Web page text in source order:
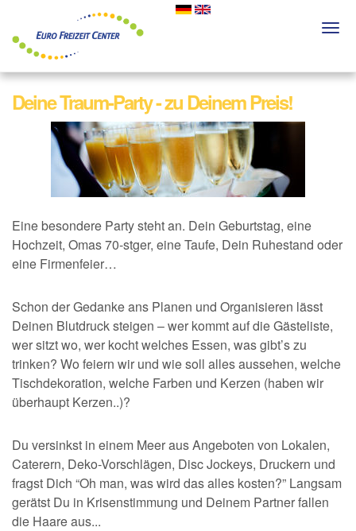
main
Deine Traum-Party - zu Deinem Preis!
Eine besondere Party steht an. Dein Geburtstag, eine
Hochzeit, Omas 70-stger, eine Taufe, Dein Ruhestand oder
eine Firmenfeier…
Schon der Gedanke ans Planen und Organisieren lässt
Deinen Blutdruck steigen – wer kommt auf die Gästeliste,
wer sitzt wo, wer kocht welches Essen, was gibt’s zu
trinken? Wo feiern wir und wie soll alles aussehen, welche
Tischdekoration, welche Farben und Kerzen (haben wir
überhaupt Kerzen..)?
Du versinkst in einem Meer aus Angeboten von Lokalen,
Caterern, Deko-Vorschlägen, Disc Jockeys, Druckern und
fragst Dich “Oh man, was wird das alles kosten?” Langsam
gerätst Du in Krisenstimmung und Deinem Partner fallen
die Haare aus...